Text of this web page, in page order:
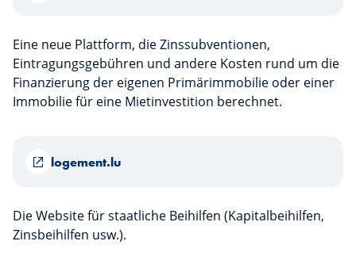
Eine neue Plattform, die Zinssubventionen,
Eintragungsgebühren und andere Kosten rund um die
Finanzierung der eigenen Primärimmobilie oder einer
Immobilie für eine Mietinvestition berechnet.
logement.lu
Die Website für staatliche Beihilfen (Kapitalbeihilfen,
Zinsbeihilfen usw.).